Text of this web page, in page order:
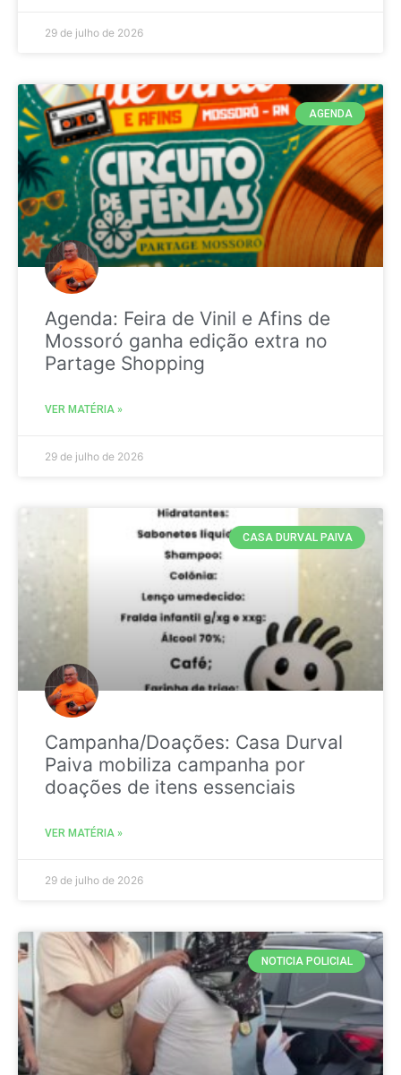
29 de julho de 2026
AGENDA
Agenda: Feira de Vinil e Afins de
Mossoró ganha edição extra no
Partage Shopping
VER MATÉRIA »
29 de julho de 2026
CASA DURVAL PAIVA
Campanha/Doações: Casa Durval
Paiva mobiliza campanha por
doações de itens essenciais
VER MATÉRIA »
29 de julho de 2026
NOTICIA POLICIAL